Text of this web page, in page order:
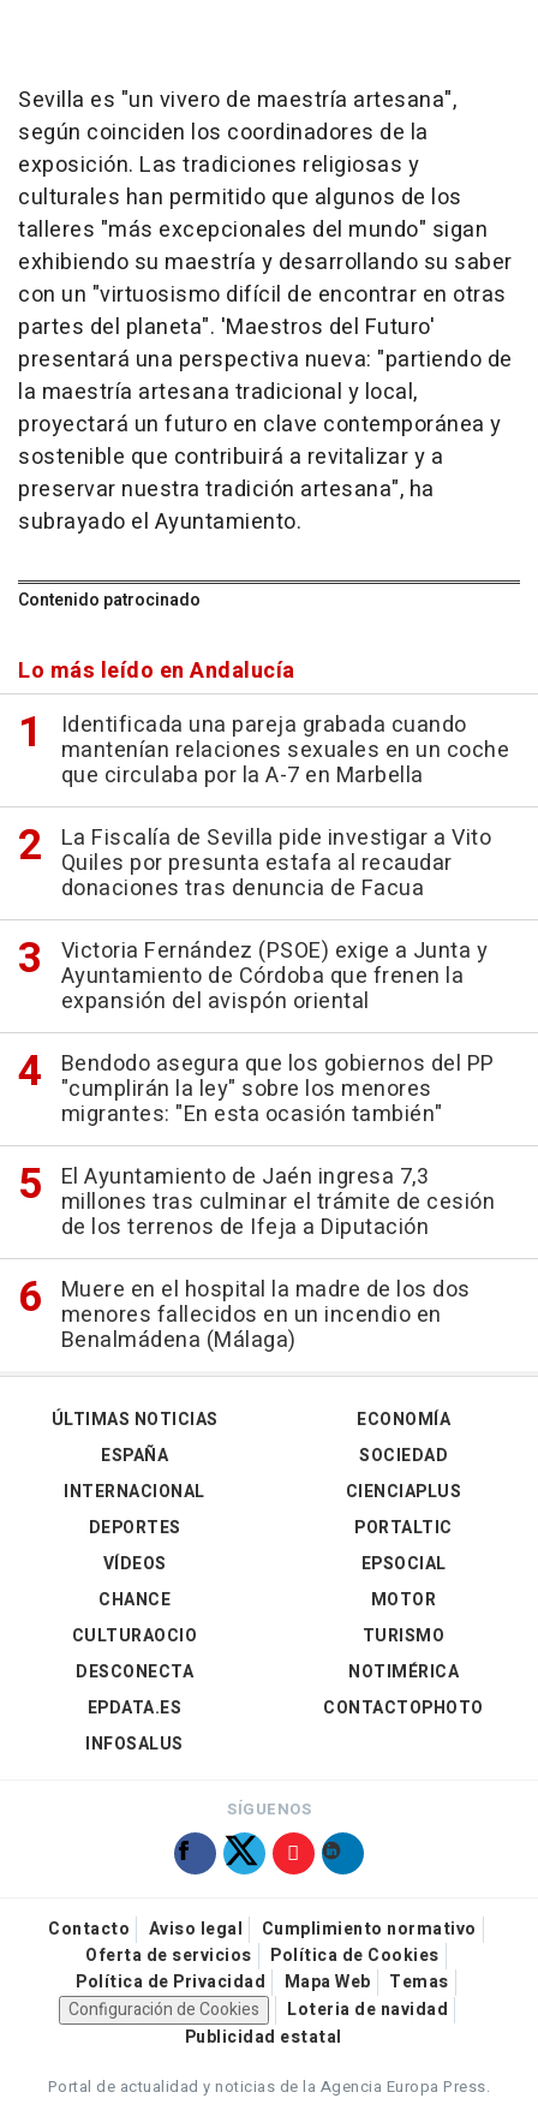
Sevilla es "un vivero de maestría artesana",
según coinciden los coordinadores de la
exposición. Las tradiciones religiosas y
culturales han permitido que algunos de los
talleres "más excepcionales del mundo" sigan
exhibiendo su maestría y desarrollando su saber
con un "virtuosismo difícil de encontrar en otras
partes del planeta". 'Maestros del Futuro'
presentará una perspectiva nueva: "partiendo de
la maestría artesana tradicional y local,
proyectará un futuro en clave contemporánea y
sostenible que contribuirá a revitalizar y a
preservar nuestra tradición artesana", ha
subrayado el Ayuntamiento.
Contenido patrocinado
Lo más leído en Andalucía
Identificada una pareja grabada cuando
mantenían relaciones sexuales en un coche
que circulaba por la A-7 en Marbella
La Fiscalía de Sevilla pide investigar a Vito
Quiles por presunta estafa al recaudar
donaciones tras denuncia de Facua
Victoria Fernández (PSOE) exige a Junta y
Ayuntamiento de Córdoba que frenen la
expansión del avispón oriental
Bendodo asegura que los gobiernos del PP
"cumplirán la ley" sobre los menores
migrantes: "En esta ocasión también"
El Ayuntamiento de Jaén ingresa 7,3
millones tras culminar el trámite de cesión
de los terrenos de Ifeja a Diputación
Muere en el hospital la madre de los dos
menores fallecidos en un incendio en
Benalmádena (Málaga)
ÚLTIMAS NOTICIAS
ESPAÑA
INTERNACIONAL
DEPORTES
VÍDEOS
ECONOMÍA
SOCIEDAD
CIENCIAPLUS
PORTALTIC
EPSOCIAL
CHANCE
CULTURAOCIO
DESCONECTA
EPDATA.ES
INFOSALUS
MOTOR
TURISMO
NOTIMÉRICA
CONTACTOPHOTO
SÍGUENOS
Contacto Aviso legal
Cumplimiento normativo
Oferta de servicios
Política de Cookies
Política de Privacidad
Mapa Web
Temas
Configuración de Cookies
Loteria de navidad
Publicidad estatal
Portal de actualidad y noticias de la Agencia Europa Press.